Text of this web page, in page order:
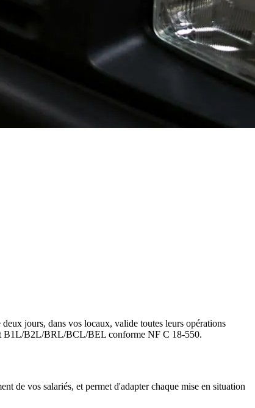
jours, dans vos locaux, valide toutes leurs opérations
B1L/B2L/BRL/BCL/BEL conforme NF C 18-550.
de vos salariés, et permet d'adapter chaque mise en situation